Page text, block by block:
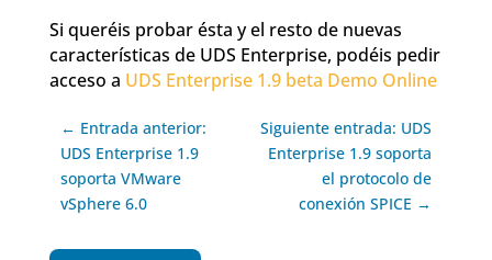
Si queréis probar ésta y el resto de nuevas
características de UDS Enterprise, podéis pedir
acceso a UDS Enterprise 1.9 beta Demo Online
← Entrada anterior:
UDS Enterprise 1.9
soporta VMware
vSphere 6.0
Siguiente entrada: UDS
Enterprise 1.9 soporta
el protocolo de
conexión SPICE →